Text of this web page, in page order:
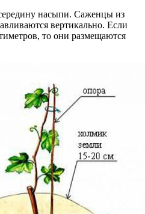
насыпи. Саженцы из
вертикально. Если
то они размещаются